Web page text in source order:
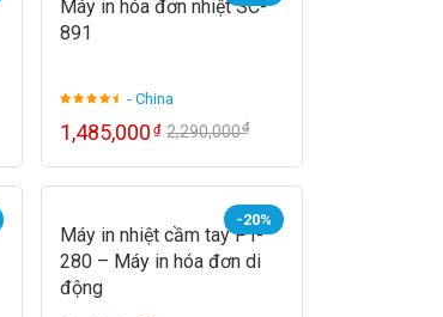
Máy in hóa đơn nhiệt SC-
891
- China
1,485,000₫ 2,290,000₫
-20%
Máy in nhiệt cầm tay PT-
280 – Máy in hóa đơn di
động